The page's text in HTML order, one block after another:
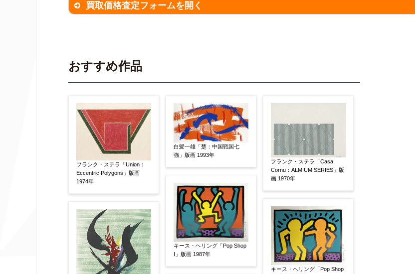
買取価格査定フォームを開く
作品の画題 【任意】
作品の技法
日本画
油彩画 版画 水彩 素描
立体
絵の画面サイズ 【任意】
おすすめ作品
フランク・ステラ「Union：
Eccentric Polygons」版画
1974年
白髪一雄「楚：中国戦国七
強」版画 1993年
キース・ヘリング「Pop Shop
I」版画 1987年
フランク・ステラ「Casa
Cornu：ALMIUM SERIES」版
画 1970年
キース・ヘリング「Pop Shop